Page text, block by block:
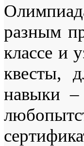
разным
классе и
квесты,
навыки –